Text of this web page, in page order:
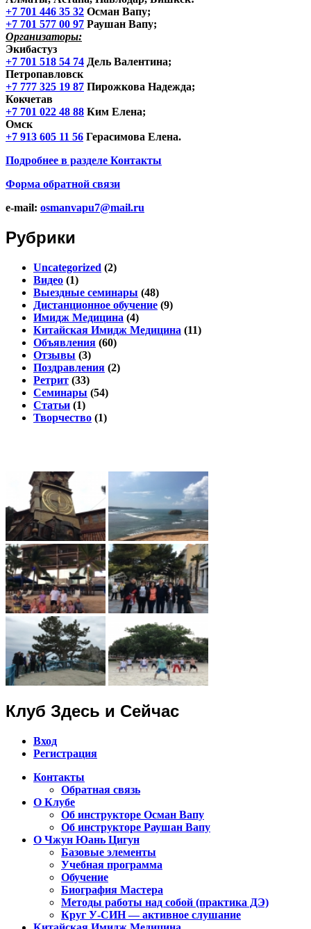
+7 701 446 35 32 Осман Вапу;
+7 701 577 00 97 Раушан Вапу;
Организаторы:
Экибастуз
+7 701 518 54 74 Дель Валентина;
Петропавловск
+7 777 325 19 87 Пирожкова Надежда;
Кокчетав
+7 701 022 48 88 Ким Елена;
Омск
+7 913 605 11 56 Герасимова Елена.
Подробнее в разделе Контакты
Форма обратной связи
e-mail: osmanvapu7@mail.ru
Рубрики
Uncategorized (2)
Видео (1)
Выездные семинары (48)
Дистанционное обучение (9)
Имидж Медицина (4)
Китайская Имидж Медицина (11)
Объявления (60)
Отзывы (3)
Поздравления (2)
Ретрит (33)
Семинары (54)
Статьи (1)
Творчество (1)
Клуб Здесь и Сейчас
Вход
Регистрация
Клуб Чжун Юань Цигун в городах
Алматы, Астана, Павлодар,
Петропавловск, Экибастуз, Бишкек…
Контакты
Обратная связь
О Клубе
Об инструкторе Осман Вапу
Об инструкторе Раушан Вапу
О Чжун Юань Цигун
Базовые элементы
Учебная программа
Обучение
Биография Мастера
Методы работы над собой (практика ДЭ)
Круг У-СИН — активное слушание